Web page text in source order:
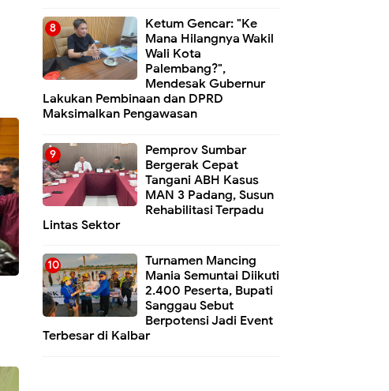
Ketum Gencar: "Ke
Mana Hilangnya Wakil
Wali Kota
Palembang?",
Mendesak Gubernur
Lakukan Pembinaan dan DPRD
Maksimalkan Pengawasan
Pemprov Sumbar
Bergerak Cepat
Tangani ABH Kasus
MAN 3 Padang, Susun
Rehabilitasi Terpadu
Lintas Sektor
Turnamen Mancing
Mania Semuntai Diikuti
2.400 Peserta, Bupati
Sanggau Sebut
Berpotensi Jadi Event
Terbesar di Kalbar